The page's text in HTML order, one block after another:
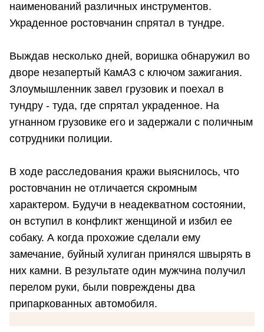
наименований различных инструментов.
Украденное ростовчанин спрятал в тундре.
Выждав несколько дней, воришка обнаружил во
дворе незапертый КамАЗ с ключом зажигания.
Злоумышленник завел грузовик и поехал в
тундру - туда, где спрятал украденное. На
угнанном грузовике его и задержали с поличным
сотрудники полиции.
В ходе расследования кражи выяснилось, что
ростовчанин не отличается скромным
характером. Будучи в неадекватном состоянии,
он вступил в конфликт женщиной и избил ее
собаку. А когда прохожие сделали ему
замечание, буйный хулиган принялся швырять в
них камни. В результате один мужчина получил
перелом руки, были повреждены два
припаркованных автомобиля.